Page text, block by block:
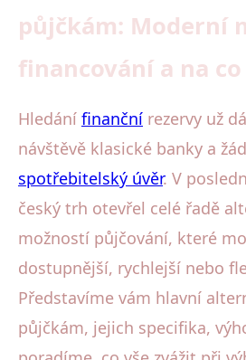
půjčkám: Moderní
financování a na
Hledání finanční rezervy už
návštěvě klasické banky a
spotřebitelský úvěr. V
český trh otevřel celé řadě
možností půjčování, které
dostupnější, rychlejší nebo
Představíme vám hlavní
půjčkám, jejich specifika,